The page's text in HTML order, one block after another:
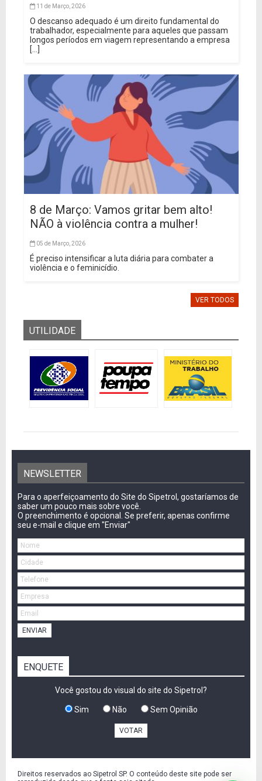
11 de Março, 2026
O descanso adequado é um direito fundamental do
trabalhador, especialmente para aqueles que passam
longos períodos em viagem representando a empresa
[...]
8 de Março: Vamos gritar bem alto!
NÃO à violência contra a mulher!
05 de Março, 2026
É preciso intensificar a luta diária para combater a
violência e o feminicídio.
VER TODOS
UTILIDADE
NEWSLETTER
Para o aperfeiçoamento do Site do Sipetrol, gostaríamos de
saber um pouco mais sobre você.
O preenchimento é opcional. Se preferir, apenas confirme
seu e-mail e clique em "Enviar"
ENVIAR
ENQUETE
Você gostou do visual do site do Sipetrol?
Sim Não Sem Opinião
VOTAR
Direitos reservados ao Sipetrol SP. O conteúdo deste site pode ser